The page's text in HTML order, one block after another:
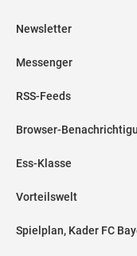
Newsletter
Messenger
RSS-Feeds
Browser-
Ess-Klasse
Vorteilswelt
Spielplan, Kader FC